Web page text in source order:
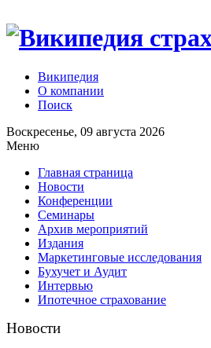
Википедия
О компании
Поиск
Воскресенье, 09 августа 2026
Меню
Главная страница
Новости
Конференции
Семинары
Архив мероприятий
Издания
Маркетинговые исследования
Бухучет и Аудит
Интервью
Ипотечное страхование
Новости